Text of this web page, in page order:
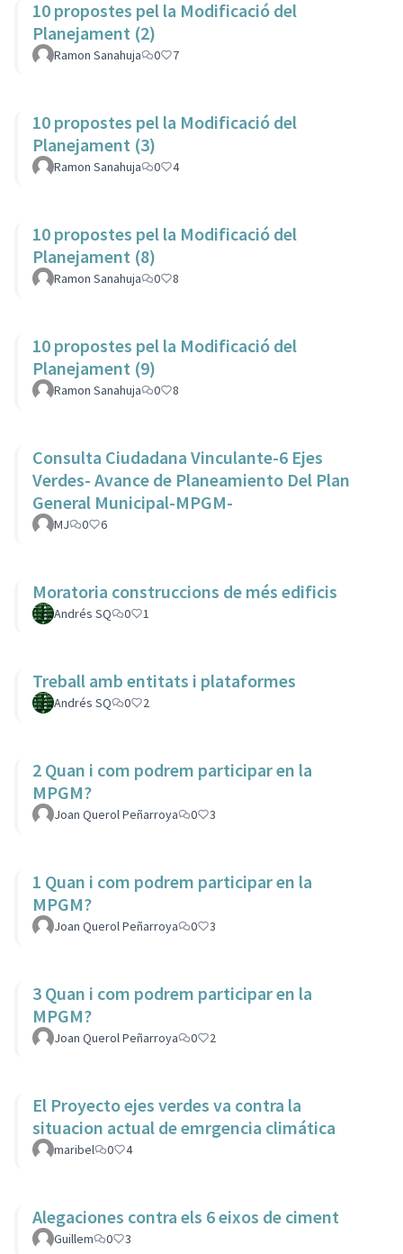
10 propostes pel la Modificació del
Planejament (2)
Ramon Sanahuja 0 7
10 propostes pel la Modificació del
Planejament (3)
Ramon Sanahuja 0 4
10 propostes pel la Modificació del
Planejament (8)
Ramon Sanahuja 0 8
10 propostes pel la Modificació del
Planejament (9)
Ramon Sanahuja 0 8
Consulta Ciudadana Vinculante-6 Ejes
Verdes- Avance de Planeamiento Del Plan
General Municipal-MPGM-
MJ 0 6
Moratoria construccions de més edificis
Andrés SQ 0 1
Treball amb entitats i plataformes
Andrés SQ 0 2
2 Quan i com podrem participar en la
MPGM?
Joan Querol Peñarroya 0 3
1 Quan i com podrem participar en la
MPGM?
Joan Querol Peñarroya 0 3
3 Quan i com podrem participar en la
MPGM?
Joan Querol Peñarroya 0 2
El Proyecto ejes verdes va contra la
situacion actual de emrgencia climática
maribel 0 4
Alegaciones contra els 6 eixos de ciment
Guillem 0 3